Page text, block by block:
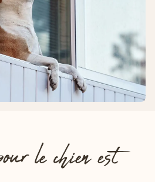
le chien est